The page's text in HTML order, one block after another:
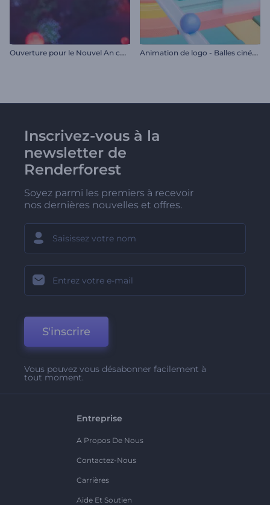
O
uverture pour le Nouvel An chinois A
nimation de logo - Balles cinétiques
Inscrivez-vous à la
newsletter de
Renderforest
Soyez parmi les premiers à recevoir
nos dernières nouvelles et offres.
S'inscrire
Vous pouvez vous désabonner facilement à
tout moment.
Entreprise
A Propos De Nous
Contactez-Nous
Carrières
Aide Et Soutien